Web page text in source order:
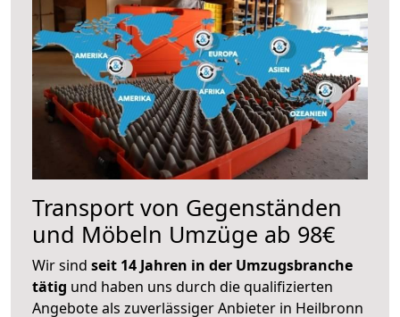
Transport von Gegenständen
und Möbeln Umzüge ab 98€
Wir sind seit 14 Jahren in der Umzugsbranche
tätig und haben uns durch die qualifizierten
Angebote als zuverlässiger Anbieter in Heilbronn